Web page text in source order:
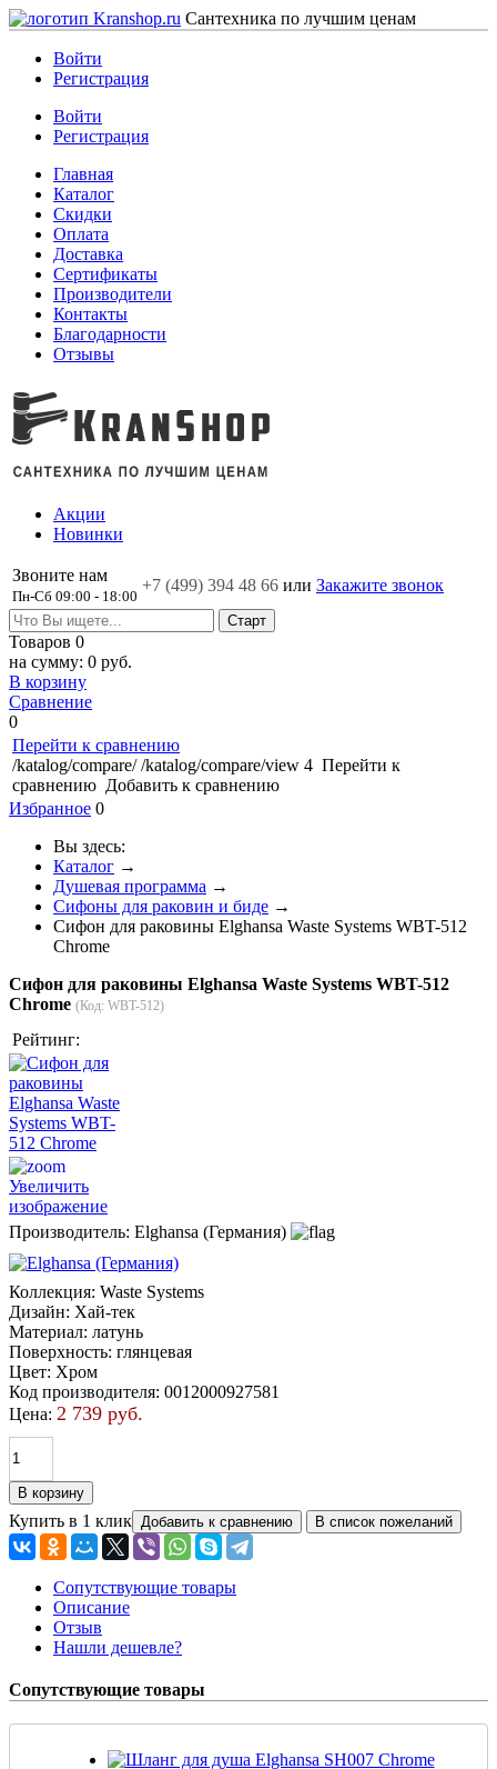
Сантехника по лучшим ценам
Войти
Регистрация
Войти
Регистрация
Главная
Каталог
Скидки
Оплата
Доставка
Сертификаты
Производители
Контакты
Благодарности
Отзывы
Акции
Новинки
Звоните нам
Пн-Сб 09:00 - 18:00
+7 (499) 394 48 66 или Закажите звонок
Товаров 0
на сумму: 0 руб.
В корзину
Сравнение
0
Перейти к сравнению
/katalog/compare/ /katalog/compare/view 4 Перейти к
сравнению Добавить к сравнению
Избранное 0
Вы здесь:
Каталог →
Душевая программа →
Сифоны для раковин и биде →
Сифон для раковины Elghansa Waste Systems WBT-512
Chrome
Сифон для раковины Elghansa Waste Systems WBT-512
Chrome (Код: WBT-512)
Рейтинг:
Увеличить
изображение
Производитель: Elghansa (Германия)
Коллекция: Waste Systems
Дизайн: Хай-тек
Материал: латунь
Поверхность: глянцевая
Цвет: Хром
Код производителя: 0012000927581
Цена: 2 739 руб.
Купить в 1 клик
Сопутствующие товары
Описание
Отзыв
Нашли дешевле?
Сопутствующие товары